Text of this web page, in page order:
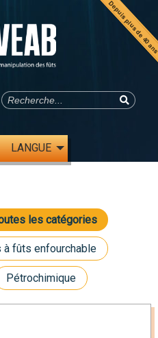
Depuis plus de
LANGUE
les catégories
à fûts enfourchable
Pétrochimique